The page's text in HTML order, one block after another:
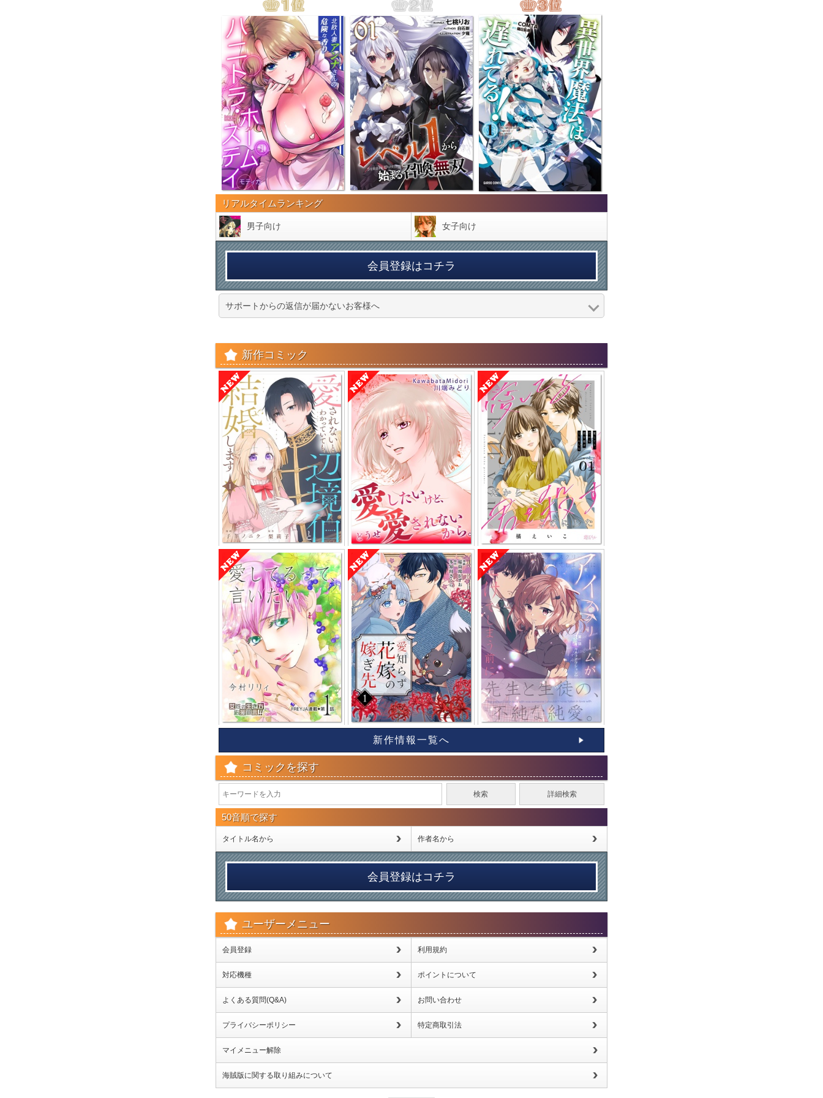
リアルタイムランキング
男子向け 女子向け
会員登録はコチラ
サポートからの返信が届かないお客様へ
新作コミック
新作情報一覧へ
コミックを探す
50音順で探す
タイトル名から 作者名から
会員登録はコチラ
ユーザーメニュー
会員登録 利用規約
対応機種 ポイントについて
よくある質問(Q&A) お問い合わせ
プライバシーポリシー 特定商取引法
マイメニュー解除
海賊版に関する取り組みについて